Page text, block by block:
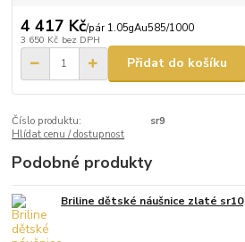
4 417 Kč/pár 1.05gAu585/1000
3 650 Kč bez DPH
Přidat do košíku
Číslo produktu:
sr9
Hlídat cenu / dostupnost
Podobné produkty
Briline dětské náušnice zlaté sr10